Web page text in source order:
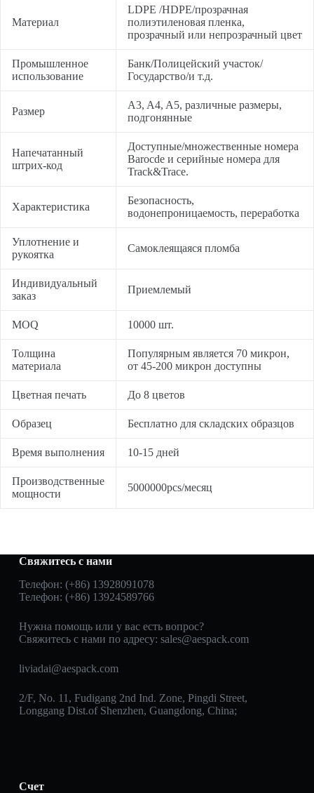
Материал
LDPE /HDPE/прозрачная
полиэтиленовая пленка,
прозрачный или непрозрачный цвет
Промышленное
использование
Банк/Полицейский участок/
Государство/и т.д.
Размер
A3, A4, A5, различные размеры,
подгонянные
Напечатанный
штрих-код
Доступные/множественные номера
Barocde и серийные номера для
Track&Trace.
Характеристика
Безопасность,
водонепроницаемость, переработка
Уплотнение и
рукоятка
Самоклеящаяся пломба
Индивидуальный
заказ
Приемлемый
MOQ 10000 шт.
Толщина
материала
Популярным является 70 микрон,
от 45-200 микрон доступны
Цветная печать До 8 цветов
Образец Бесплатно для складских образцов
Время выполнения 10-15 дней
Производственные
мощности
5000000pcs/месяц
Свяжитесь с нами
Телефон: (+86) 13928091078
Телефон: (+86) 13924589766
Нужна помощь или у вас есть вопрос?
Свяжитесь с нами по адресу: sales@aespack.com
liviadai@aespack.com
2/F, No. 11, Fudigang 2nd Ind. Zone, Pingdi Street,
Longgang Dist.of Shenzhen, Guangdong, China;
Счет